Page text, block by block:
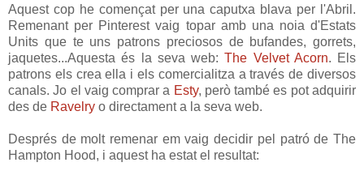
Aquest cop he començat per una caputxa blava per l'Abril.
Remenant per Pinterest vaig topar amb una noia d'Estats
Units que te uns patrons preciosos de bufandes, gorrets,
jaquetes...Aquesta és la seva web:The Velvet Acorn. Els
patrons els crea ella i els comercialitza a través de diversos
canals. Jo el vaig comprar a Esty, però també es pot adquirir
des de Ravelry o directament a la seva web.
Després de molt remenar em vaig decidir pel patró de The
Hampton Hood, i aquest ha estat el resultat: